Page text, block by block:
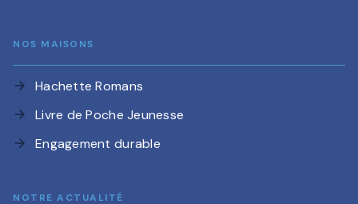
NOS MAISONS
arrow_forward Hachette Romans
arrow_forward Livre de Poche Jeunesse
arrow_forward Engagement durable
NOTRE ACTUALITÉ